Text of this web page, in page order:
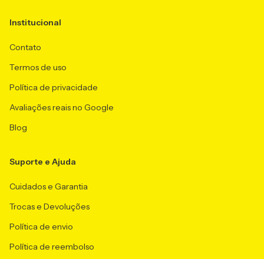
Institucional
Contato
Termos de uso
Política de privacidade
Avaliações reais no Google
Blog
Suporte e Ajuda
Cuidados e Garantia
Trocas e Devoluções
Política de envio
Política de reembolso